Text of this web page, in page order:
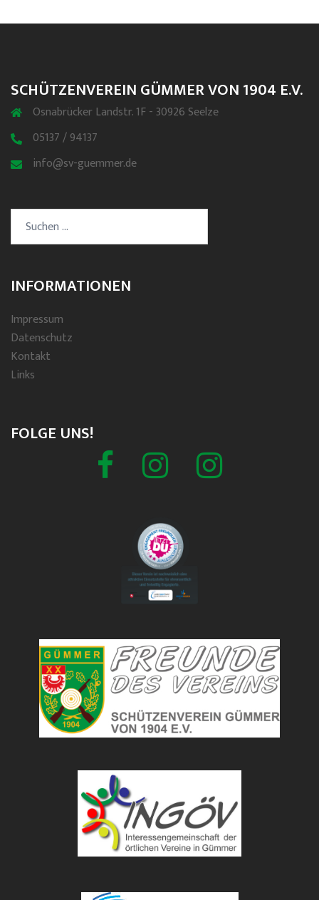
SCHÜTZENVEREIN GÜMMER VON 1904 E.V.
Osnabrücker Landstr. 1F - 30926 Seelze
05137 / 94137
info@sv-guemmer.de
Suchen
nach:
INFORMATIONEN
Impressum
Datenschutz
Kontakt
Links
FOLGE UNS!
Facebook SchützenvereinSpielmannszug